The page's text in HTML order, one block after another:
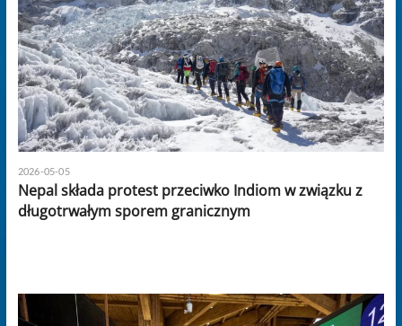
2026-05-05
Nepal składa protest przeciwko Indiom w związku z
długotrwałym sporem granicznym